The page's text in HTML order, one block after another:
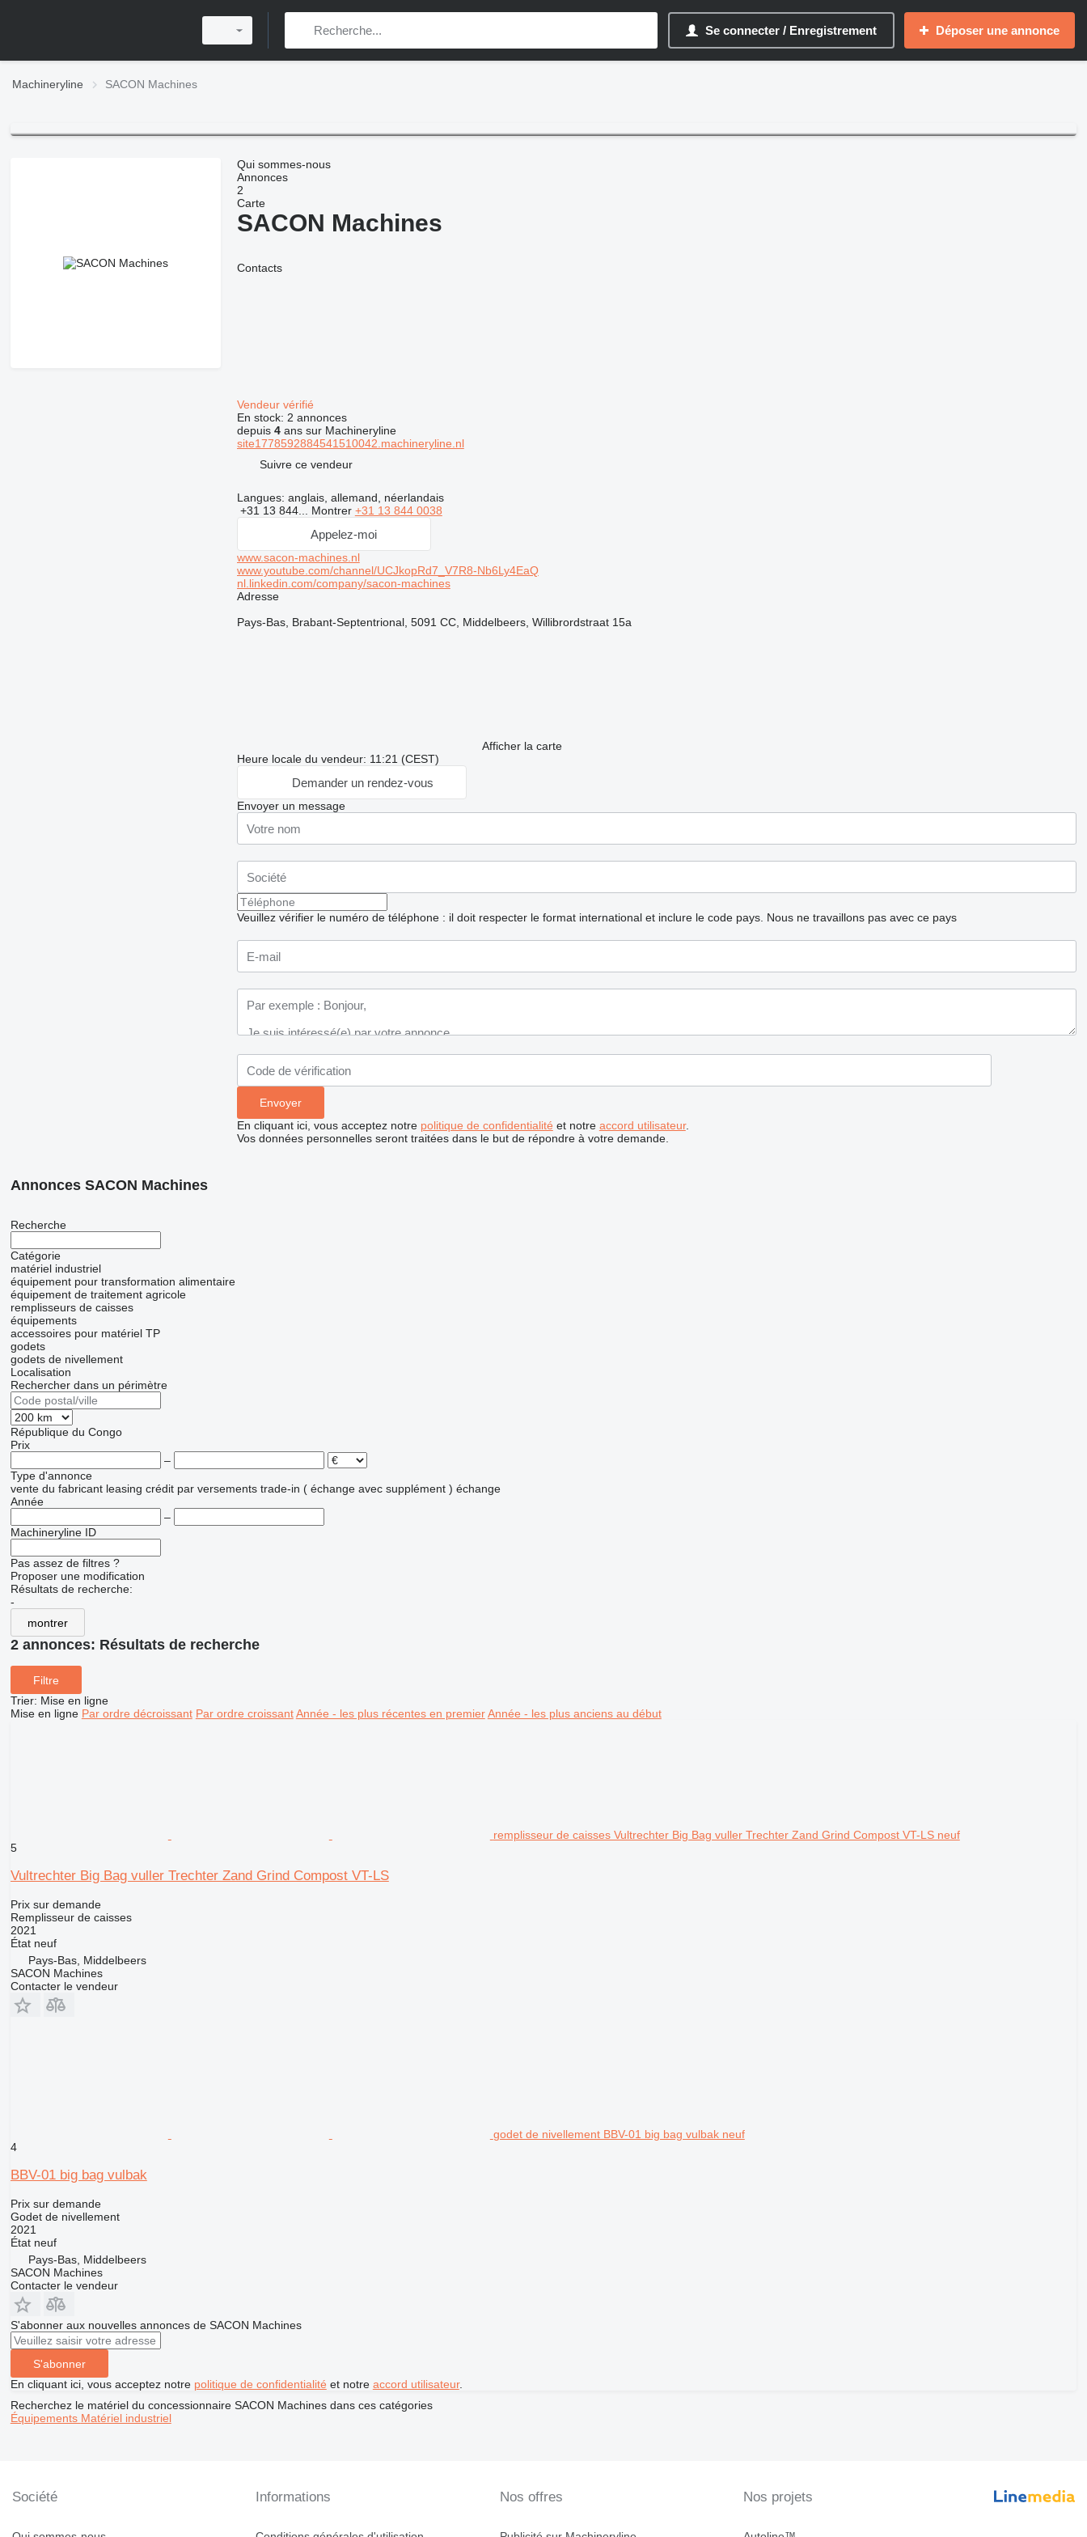
Se connecter / Enregistrement Déposer une annonce
Machineryline SACON Machines
Qui sommes-nous
Annonces
2
Carte
SACON Machines
Contacts
Vendeur vérifié
En stock: 2 annonces
depuis 4ans sur Machineryline
site1778592884541510042.machineryline.nl
Suivre ce vendeur
Langues: anglais, allemand, néerlandais
+31 13 844... Montrer +31 13 844 0038
Appelez-moi
www.sacon-machines.nl
www.youtube.com/channel/UCJkopRd7_V7R8-Nb6Ly4EaQ
nl.linkedin.com/company/sacon-machines
Adresse
Pays-Bas, Brabant-Septentrional, 5091 CC, Middelbeers, Willibrordstraat 15a
Afficher la carte
Heure locale du vendeur: 11:21 (CEST)
Demander un rendez-vous
Envoyer un message
Veuillez vérifier le numéro de téléphone : il doit respecter le format international et inclure le code pays. Nous ne travaillons pas avec ce pays
En cliquant ici, vous acceptez notre politique de confidentialité et notre accord utilisateur.
Vos données personnelles seront traitées dans le but de répondre à votre demande.
Annonces SACON Machines
Recherche
Catégorie
matériel industriel
équipement pour transformation alimentaire
équipement de traitement agricole
remplisseurs de caisses
équipements
accessoires pour matériel TP
godets
godets de nivellement
Localisation
Rechercher dans un périmètre
République du Congo
Prix
–
Type d'annonce
vente du fabricant leasing crédit par versements trade-in ( échange avec supplément ) échange
Année
–
Machineryline ID
Pas assez de filtres ?
Proposer une modification
Résultats de recherche:
-
montrer
2 annonces: Résultats de recherche
Filtre
Trier: Mise en ligne
Mise en ligne Par ordre décroissant Par ordre croissant Année - les plus récentes en premier Année - les plus anciens au début
remplisseur de caisses Vultrechter Big Bag vuller Trechter Zand Grind Compost VT-LS neuf
5
Vultrechter Big Bag vuller Trechter Zand Grind Compost VT-LS
Prix sur demande
Remplisseur de caisses
2021
Étatneuf
Pays-Bas, Middelbeers
SACON Machines
Contacter le vendeur
godet de nivellement BBV-01 big bag vulbak neuf
4
BBV-01 big bag vulbak
Prix sur demande
Godet de nivellement
2021
Étatneuf
Pays-Bas, Middelbeers
SACON Machines
Contacter le vendeur
S'abonner aux nouvelles annonces de SACON Machines
S'abonner
En cliquant ici, vous acceptez notre politique de confidentialité et notre accord utilisateur.
Recherchez le matériel du concessionnaire SACON Machines dans ces catégories
Équipements Matériel industriel
Société Informations Nos offres Nos projets